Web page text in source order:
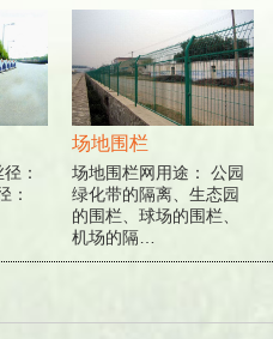
：
场地围栏
场地围栏网用途： 公园
绿化带的隔离、生态园
的围栏、球场的围栏、
机场的隔…